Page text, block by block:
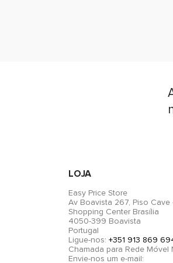
LOJA
Easy Price Store
Av Boavista 267, Piso Cave
Shopping Center Brasília
4050-399 Boavista
Portugal
Ligue-nos: +351 913 869
Chamada para Rede Móvel
Envie-nos um e-mail: